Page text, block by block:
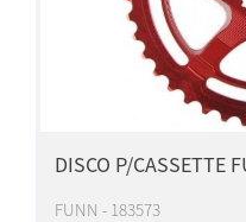
DISCO P/CASSETTE
FUNN - 183573